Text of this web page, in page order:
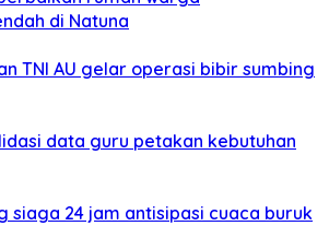
di Natuna
TNI AU gelar operasi bibir sumbing
data guru petakan kebutuhan
siaga 24 jam antisipasi cuaca buruk